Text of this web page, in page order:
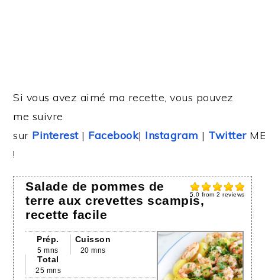
Si vous avez aimé ma recette, vous pouvez
me suivre
sur Pinterest| Facebook| Instagram | Twitter
!
5.0 from2 reviews
Salade de pommes de
terre aux crevettes scampis,
recette facile
Prép.
5 mns
Cuisson
20 mns
Total
25 mns